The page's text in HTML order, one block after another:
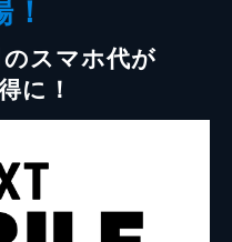
スマホ代が
に！